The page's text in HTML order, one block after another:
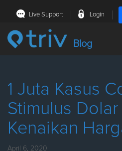
Live Support Login
Blog
1 Juta Kasus
Stimulus Dolar
Kenaikan
April 6, 2020